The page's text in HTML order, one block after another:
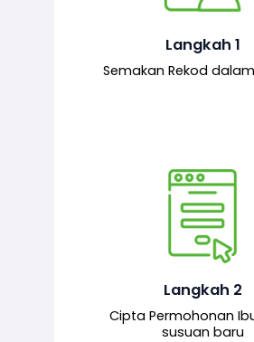
Langkah 1
Semakan Rekod
yang pernah dibuat oleh
Langkah 2
Cipta Permohonan
susuan baru
Pemohon mengisi
permohonan bagi
baharu melalui